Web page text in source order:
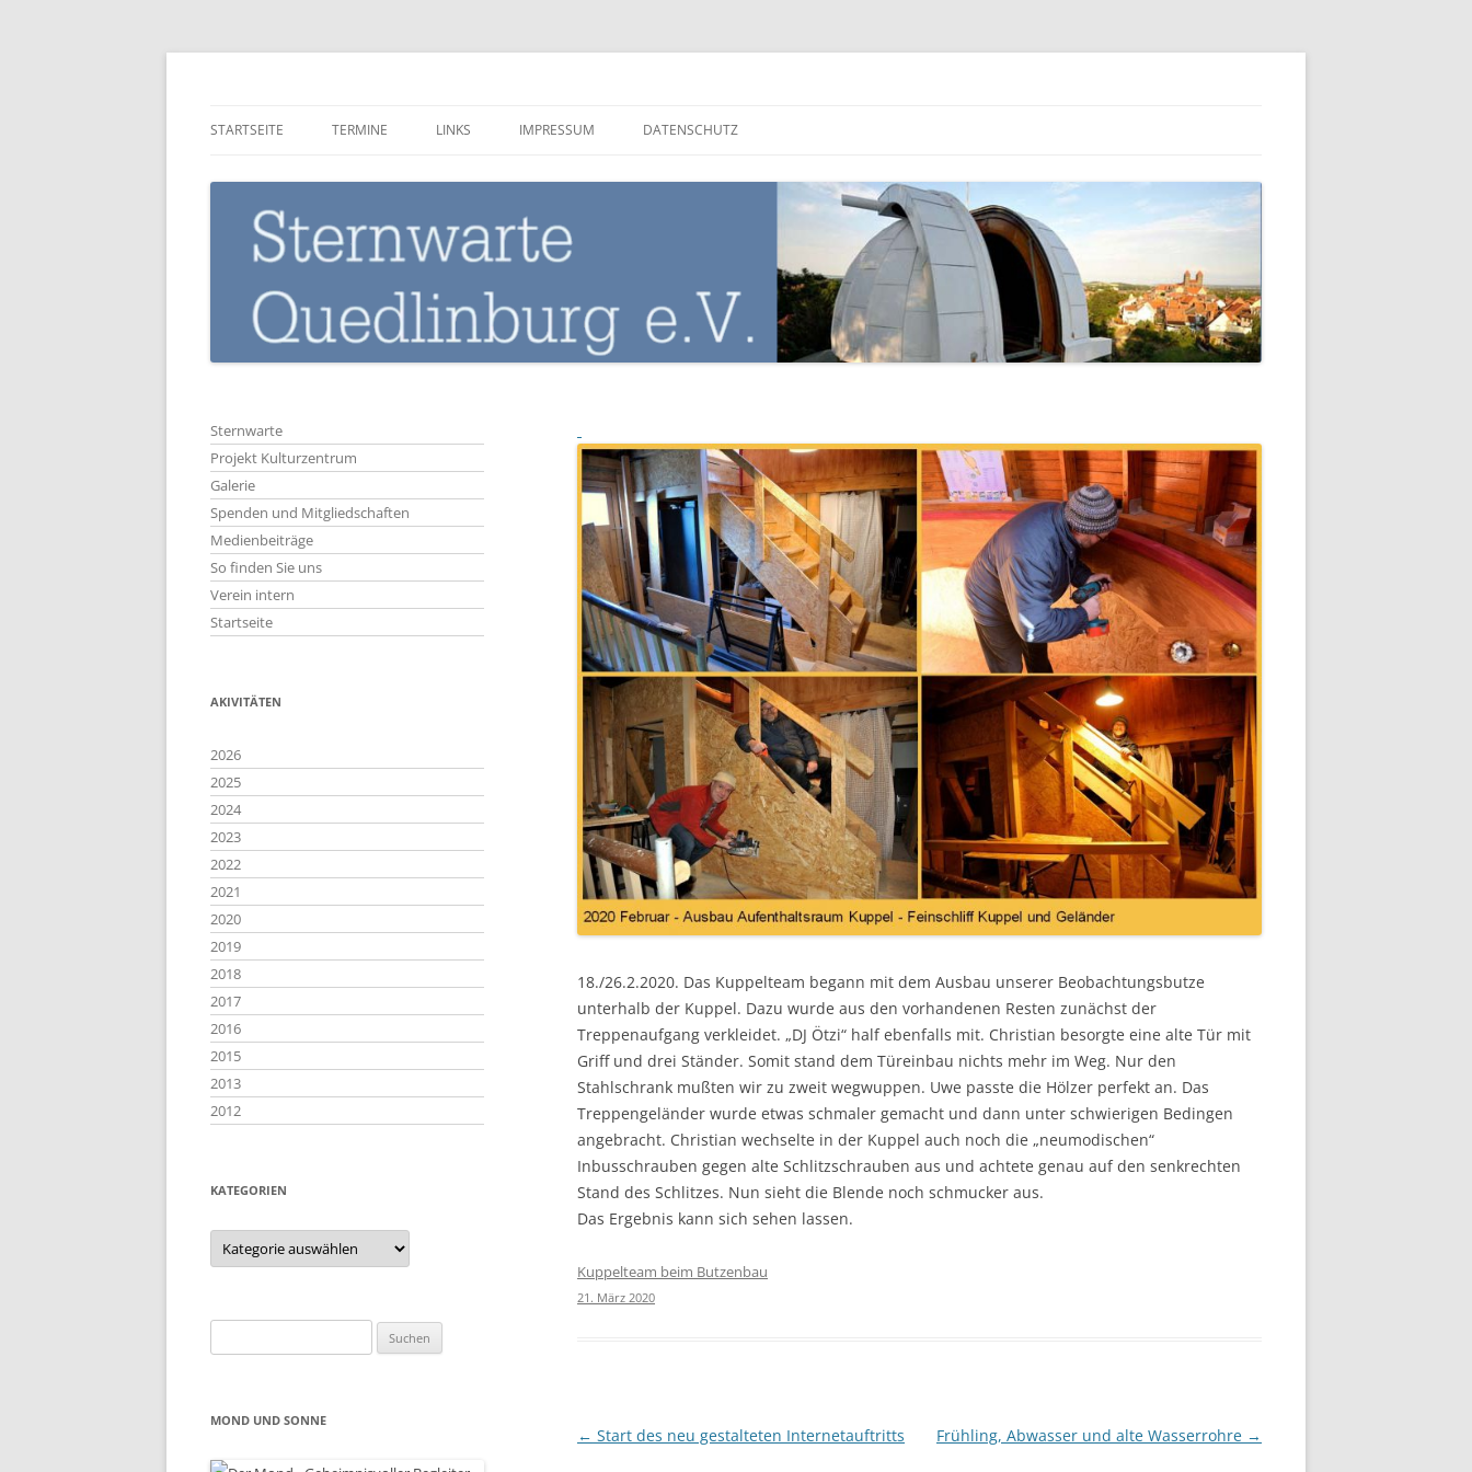
Zum
STARTSEITE TERMINE LINKS IMPRESSUM DATENSCHUTZ
18./26.2.2020. Das Kuppelteam begann mit dem Ausbau unserer Beobachtungsbutze
unterhalb der Kuppel. Dazu wurde aus den vorhandenen Resten zunächst der
Treppenaufgang verkleidet. „DJ Ötzi“ half ebenfalls mit. Christian besorgte eine alte Tür mit
Griff und drei Ständer. Somit stand dem Türeinbau nichts mehr im Weg. Nur den
Stahlschrank mußten wir zu zweit wegwuppen. Uwe passte die Hölzer perfekt an. Das
Treppengeländer wurde etwas schmaler gemacht und dann unter schwierigen Bedingen
angebracht. Christian wechselte in der Kuppel auch noch die „neumodischen“
Inbusschrauben gegen alte Schlitzschrauben aus und achtete genau auf den senkrechten
Stand des Schlitzes. Nun sieht die Blende noch schmucker aus.
Das Ergebnis kann sich sehen lassen.
Kuppelteam beim Butzenbau
21. März 2020
Beitragsnavigation
← Start des neu gestalteten Internetauftritts Frühling, Abwasser und alte Wasserrohre →
Sternwarte
Projekt Kulturzentrum
Galerie
Spenden und Mitgliedschaften
Medienbeiträge
So finden Sie uns
Verein intern
Startseite
AKIVITÄTEN
2026
2025
2024
2023
2022
2021
2020
2019
2018
2017
2016
2015
2013
2012
KATEGORIEN
Kategorien
nach:
MOND UND SONNE